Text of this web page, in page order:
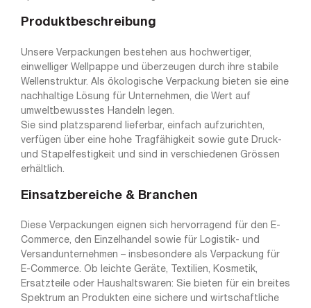
Produktbeschreibung
Unsere Verpackungen bestehen aus hochwertiger,
einwelliger Wellpappe und überzeugen durch ihre stabile
Wellenstruktur. Als ökologische Verpackung bieten sie eine
nachhaltige Lösung für Unternehmen, die Wert auf
umweltbewusstes Handeln legen.
Sie sind platzsparend lieferbar, einfach aufzurichten,
verfügen über eine hohe Tragfähigkeit sowie gute Druck-
und Stapelfestigkeit und sind in verschiedenen Grössen
erhältlich.
Einsatzbereiche & Branchen
Diese Verpackungen eignen sich hervorragend für den E-
Commerce, den Einzelhandel sowie für Logistik- und
Versandunternehmen – insbesondere als Verpackung für
E-Commerce. Ob leichte Geräte, Textilien, Kosmetik,
Ersatzteile oder Haushaltswaren: Sie bieten für ein breites
Spektrum an Produkten eine sichere und wirtschaftliche